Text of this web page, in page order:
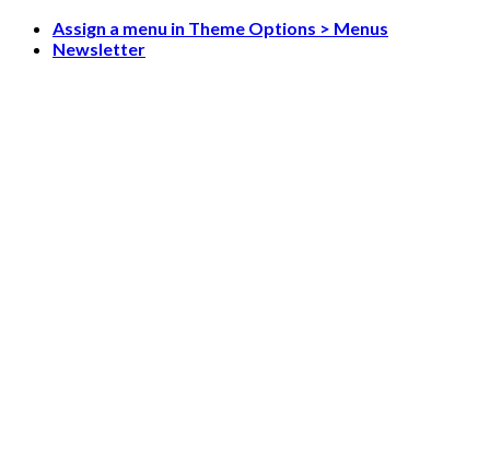
Skip
Assign a menu in Theme Options > Menus
Newsletter